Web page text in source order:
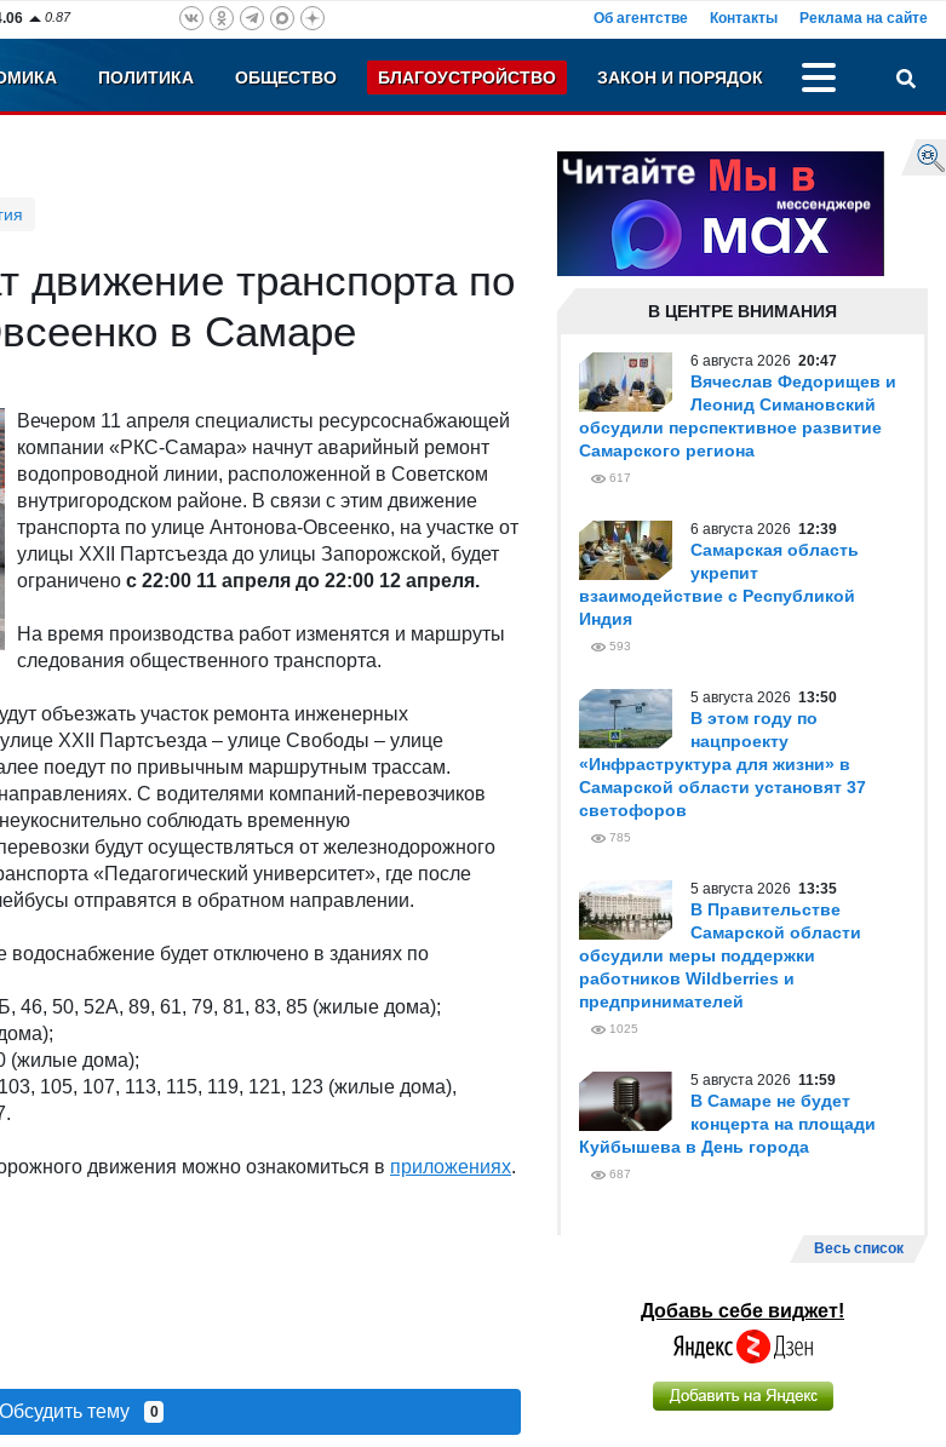
0.87 Об агентстве Контакты Реклама на сайте
ПОЛИТИКА ОБЩЕСТВО БЛАГОУСТРОЙСТВО ЗАКОН И ПОРЯДОК
движение транспорта по
в Самаре
Вечером 11 апреля специалисты ресурсоснабжающей
компании «РКС-Самара» начнут аварийный ремонт
водопроводной линии, расположенной в Советском
внутригородском районе. В связи с этим движение
транспорта по улице Антонова-Овсеенко, на участке от
улицы XXII Партсъезда до улицы Запорожской, будет
ограничено с 22:00 11 апреля до 22:00 12 апреля.
На время производства работ изменятся и маршруты
следования общественного транспорта.
объезжать участок ремонта инженерных
XXII Партсъезда – улице Свободы – улице
поедут по привычным маршрутным трассам.
С водителями компаний-перевозчиков
соблюдать временную
будут осуществляться от железнодорожного
«Педагогический университет», где после
отправятся в обратном направлении.
будет отключено в зданиях по
46, 50, 52А, 89, 61, 79, 81, 83, 85 (жилые дома);
(жилые дома);
105, 107, 113, 115, 119, 121, 123 (жилые дома),
движения можно ознакомиться в приложениях.
Обсудить тему 0
В ЦЕНТРЕ ВНИМАНИЯ
6 августа 2026 20:47
Вячеслав Федорищев и
Леонид Симановский
обсудили перспективное развитие
Самарского региона
617
6 августа 2026 12:39
Самарская область
укрепит
взаимодействие с Республикой
Индия
593
5 августа 2026 13:50
В этом году по
нацпроекту
«Инфраструктура для жизни» в
Самарской области установят 37
светофоров
785
5 августа 2026 13:35
В Правительстве
Самарской области
обсудили меры поддержки
работников Wildberries и
предпринимателей
1025
5 августа 2026 11:59
В Самаре не будет
концерта на площади
Куйбышева в День города
687
Весь список
Добавь себе виджет!